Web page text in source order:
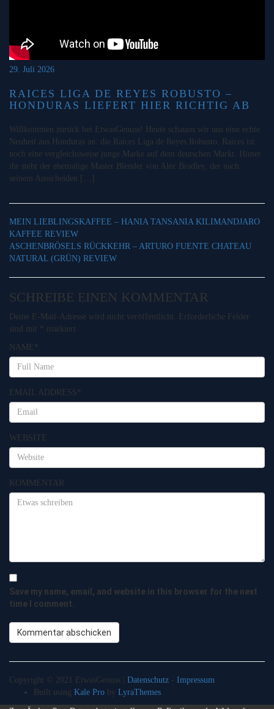
29. Juli 2026
RAICES LIGA DE REYES ROBUSTO –
HONDURAS LIEFERT HIER RICHTIG AB
Willkommen zurück bei EtwasGenuss! Heute schauen wir uns eine echte
Neuheit aus Honduras an: die Raices Liga de Reyes Robusto. Raices ist
noch eine vergleichsweise junge Marke auf dem deutschen Markt. Hinter
ihr steht der ehemalige Master Blender von Alec Bradley, der nach
seinem Ausscheiden […]
MEIN LIEBLINGSKAFFEE – HANIA TANSANIA KILIMANDJARO
KAFFEE REVIEW
ASCHENBRÖSELS RÜCKKEHR – ARTURO FUENTE CHATEAU
NATURAL (GRÜN) REVIEW
SCHREIBE EINEN KOMMENTAR
Deine E-Mail-Adresse wird nicht veröffentlicht.
Erforderliche Felder
sind mit * markiert
NAME *
EMAIL ADDRESS*
WEBSITE
KOMMENTAR
Save my name, email, and website in this browser for the next
time I comment.
Copyright © 2021 EtwasGenuss | Datenschutz - Impressum
Built using Kale Pro by LyraThemes